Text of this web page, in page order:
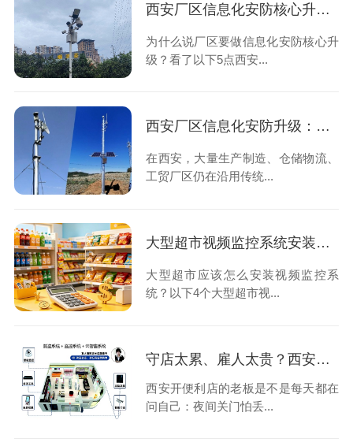
西安厂区信息化安防核心升级优势，想知道的看过来！
为什么说厂区要做信息化安防核心升
级？看了以下5点西安...
西安厂区信息化安防升级：告别人工守防，用数字化筑牢厂区安全屏障
在西安，大量生产制造、仓储物流、
工贸厂区仍在沿用传统...
大型超市视频监控系统安装的4大设计原则，速速查看！
大型超市应该怎么安装视频监控系
统？以下4个大型超市视...
守店太累、雇人太贵？西安便利店老板选择安装24小时云智售系统解决问题
西安开便利店的老板是不是每天都在
问自己：夜间关门怕丢...